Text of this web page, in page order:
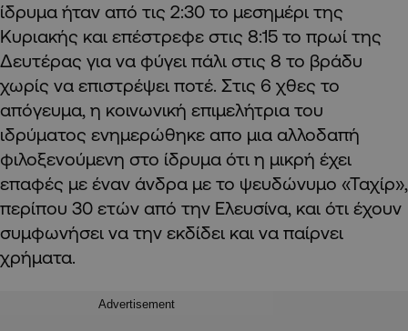
ίδρυμα ήταν από τις 2:30 το μεσημέρι της
Κυριακής και επέστρεφε στις 8:15 το πρωί της
Δευτέρας για να φύγει πάλι στις 8 το βράδυ
χωρίς να επιστρέψει ποτέ. Στις 6 χθες το
απόγευμα, η κοινωνική επιμελήτρια του
ιδρύματος ενημερώθηκε απο μια αλλοδαπή
φιλοξενούμενη στο ίδρυμα ότι η μικρή έχει
επαφές με έναν άνδρα με το ψευδώνυμο «Ταχίρ»,
περίπου 30 ετών από την Ελευσίνα, και ότι έχουν
συμφωνήσει να την εκδίδει και να παίρνει
χρήματα.
Advertisement